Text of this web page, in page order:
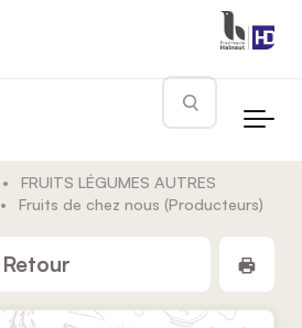
Rechercher
•
FRUITS LÉGUMES AUTRES
•
Fruits de chez nous (Producteurs)
Retour